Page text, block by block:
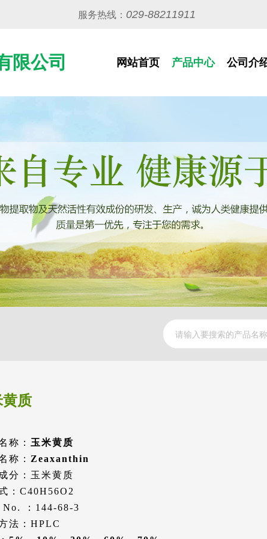
服务热线：029-88211911
限公司 网站首页 产品中心 公司介
黄质
称： 玉米黄质
称： Zeaxanthin
分：玉米黄质
：C40H56O2
No. ：144-68-3
法：HPLC